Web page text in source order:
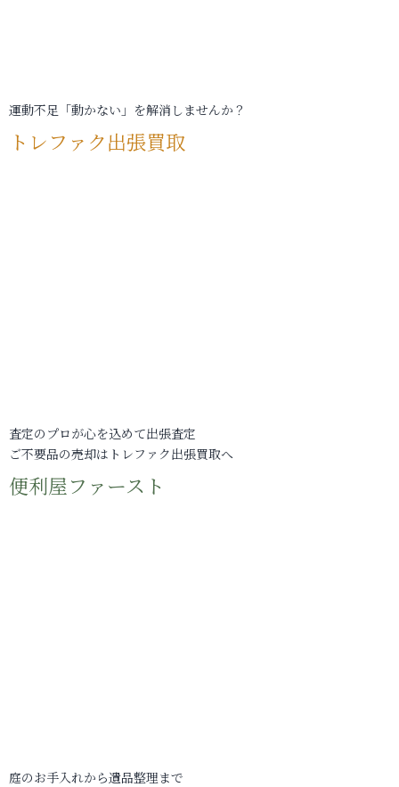
運動不足「動かない」を解消しませんか？
トレファク出張買取
査定のプロが心を込めて出張査定
ご不要品の売却はトレファク出張買取へ
便利屋ファースト
庭のお手入れから遺品整理まで